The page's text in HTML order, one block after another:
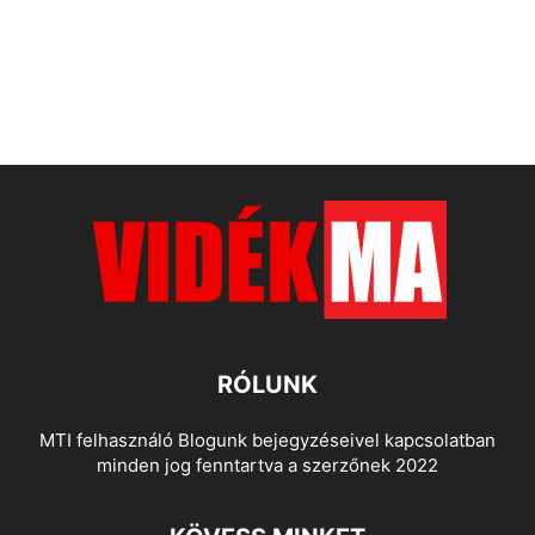
RÓLUNK
MTI felhasználó Blogunk bejegyzéseivel kapcsolatban
minden jog fenntartva a szerzőnek 2022